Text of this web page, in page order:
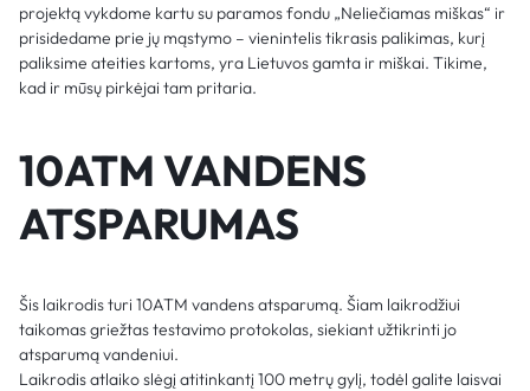
projektą vykdome kartu su paramos fondu „Neliečiamas miškas“ ir
prisidedame prie jų mąstymo – vienintelis tikrasis palikimas, kurį
paliksime ateities kartoms, yra Lietuvos gamta ir miškai. Tikime,
kad ir mūsų pirkėjai tam pritaria.
10ATM VANDENS
ATSPARUMAS
Šis laikrodis turi 10ATM vandens atsparumą. Šiam laikrodžiui
taikomas griežtas testavimo protokolas, siekiant užtikrinti jo
atsparumą vandeniui.
Laikrodis atlaiko slėgį atitinkantį 100 metrų gylį, todėl galite laisvai